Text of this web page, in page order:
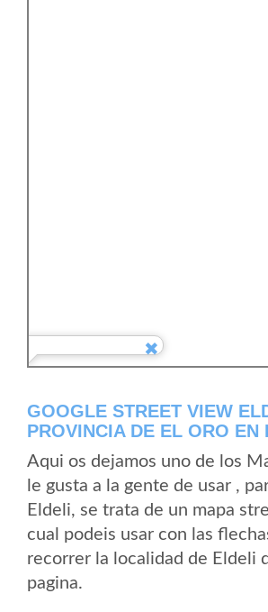
GOOGLE STREET VIEW
PROVINCIA DE EL ORO EN
Aqui os dejamos uno de los
le gusta a la gente de usar ,
Eldeli, se trata de un mapa
cual podeis usar con las
recorrer la localidad de Eldeli
pagina.